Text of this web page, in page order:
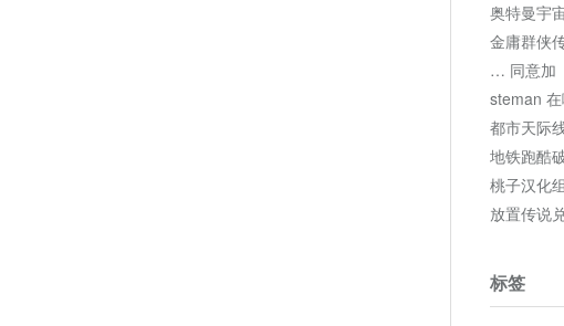
奥特曼宇
金庸群侠
… 同意加
steman
都市天际
地铁跑酷
桃子汉化
放置传说
标签